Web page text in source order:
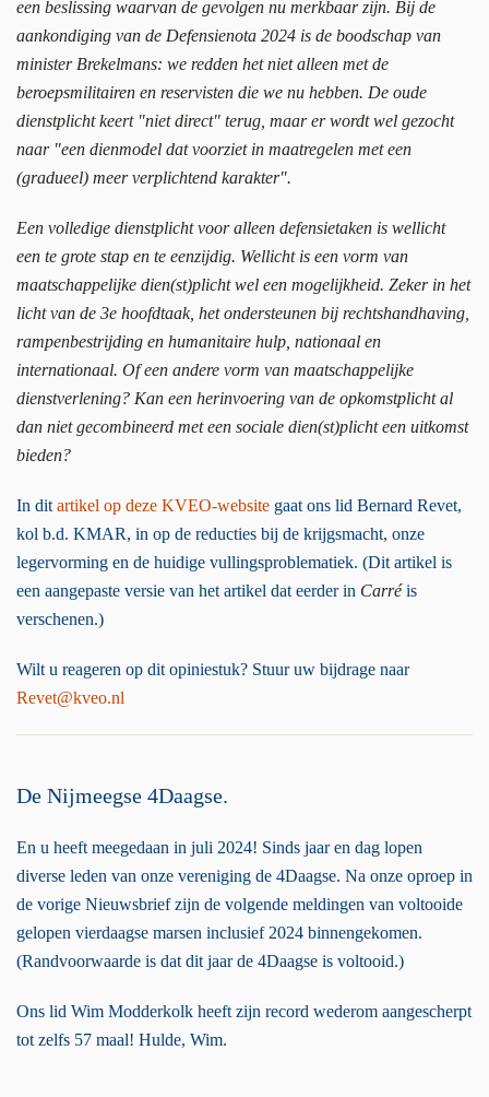
een beslissing waarvan de gevolgen nu merkbaar zijn. Bij de
aankondiging van de Defensienota 2024 is de boodschap van
minister Brekelmans: we redden het niet alleen met de
beroepsmilitairen en reservisten die we nu hebben. De oude
dienstplicht keert "niet direct" terug, maar er wordt wel gezocht
naar "een dienmodel dat voorziet in maatregelen met een
(gradueel) meer verplichtend karakter".
Een volledige dienstplicht voor alleen defensietaken is wellicht
een te grote stap en te eenzijdig. Wellicht is een vorm van
maatschappelijke dien(st)plicht wel een mogelijkheid. Zeker in het
licht van de 3e hoofdtaak, het ondersteunen bij rechtshandhaving,
rampenbestrijding en humanitaire hulp, nationaal en
internationaal. Of een andere vorm van maatschappelijke
dienstverlening? Kan een herinvoering van de opkomstplicht al
dan niet gecombineerd met een sociale dien(st)plicht een uitkomst
bieden?
In ditartikel op deze KVEO-website gaat ons lid Bernard Revet,
kol b.d. KMAR, in op de reducties bij de krijgsmacht, onze
legervorming en de huidige vullingsproblematiek. (Dit artikel is
een aangepaste versie van het artikel dat eerder in Carré is
verschenen.)
Wilt u reageren op dit opiniestuk? Stuur uw bijdrage naar
Revet@kveo.nl
De Nijmeegse 4Daagse.
En u heeft meegedaan in juli 2024! Sinds jaar en dag lopen
diverse leden van onze vereniging de 4Daagse. Na onze oproep in
de vorige Nieuwsbrief zijn de volgende meldingen van voltooide
gelopen vierdaagse marsen inclusief 2024 binnengekomen.
(Randvoorwaarde is dat dit jaar de 4Daagse is voltooid.)
Ons lid Wim Modderkolk heeft zijn record wederom aangescherpt
tot zelfs 57 maal! Hulde, Wim.